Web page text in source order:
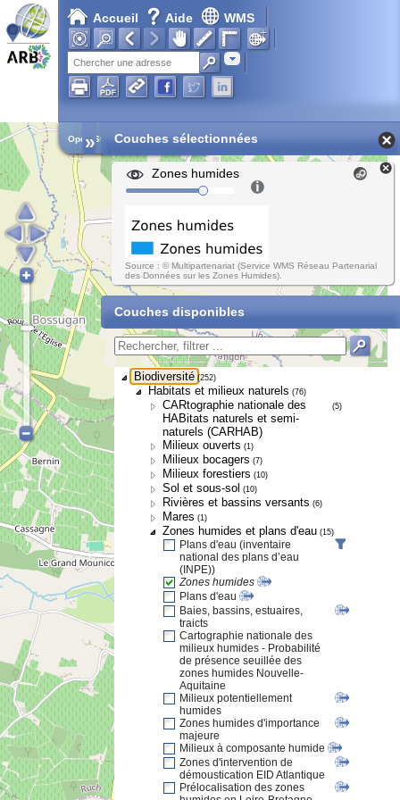
Accueil Aide WMS
Adresse
Open Street Map
» Couches sélectionnées
Zones humides
Source : © Multipartenariat (Service WMS Réseau Partenarial
des Données sur les Zones Humides).
Couches disponibles
Biodiversité (252)
Habitats et milieux naturels (76)
CARtographie nationale des
HABitats naturels et semi-
naturels (CARHAB)
(5)
Milieux ouverts (1)
Milieux bocagers (7)
Milieux forestiers (10)
Sol et sous-sol (10)
Rivières et bassins versants (6)
Mares (1)
Zones humides et plans d'eau (15)
Plans d'eau (inventaire
national des plans d’eau
(INPE))
Zones humides
Plans d'eau
Baies, bassins, estuaires,
traicts
Cartographie nationale des
milieux humides - Probabilité
de présence seuillée des
zones humides Nouvelle-
Aquitaine
Milieux potentiellement
humides
Zones humides d'importance
majeure
Milieux à composante humide
Zones d'intervention de
démoustication EID Atlantique
Prélocalisation des zones